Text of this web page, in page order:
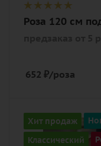
Роза 120 см
652 ₽/роза
Хит продаж
Классический
Количество
31